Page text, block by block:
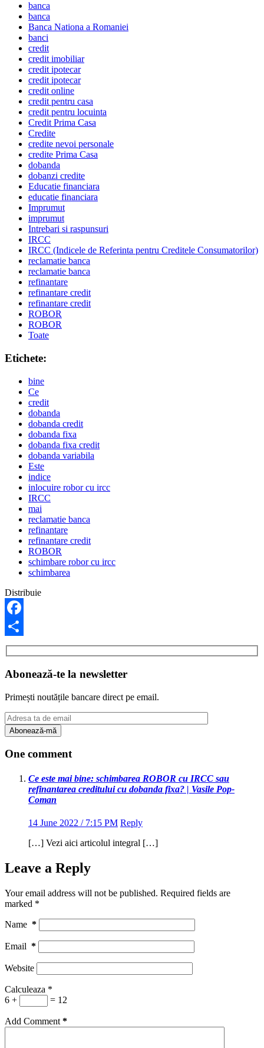
banca
banca
Banca Nationa a Romaniei
banci
credit
credit imobiliar
credit ipotecar
credit ipotecar
credit online
credit pentru casa
credit pentru locuinta
Credit Prima Casa
Credite
credite nevoi personale
credite Prima Casa
dobanda
dobanzi credite
Educatie financiara
educatie financiara
Imprumut
imprumut
Intrebari si raspunsuri
IRCC
IRCC (Indicele de Referinta pentru Creditele Consumatorilor)
reclamatie banca
reclamatie banca
refinantare
refinantare credit
refinantare credit
ROBOR
ROBOR
Toate
Etichete:
bine
Ce
credit
dobanda
dobanda credit
dobanda fixa
dobanda fixa credit
dobanda variabila
Este
indice
inlocuire robor cu ircc
IRCC
mai
reclamatie banca
refinantare
refinantare credit
ROBOR
schimbare robor cu ircc
schimbarea
Distribuie
Facebook
Share
Abonează-te la newsletter
Primești noutățile bancare direct pe email.
One comment
Ce este mai bine: schimbarea ROBOR cu IRCC sau
refinantarea creditului cu dobanda fixa? | Vasile Pop-
Coman
14 June 2022 / 7:15 PM Reply
[…] Vezi aici articolul integral […]
Leave a Reply
Your email address will not be published. Required fields are
marked *
Name *
Email *
Website
Calculeaza *
6 +
= 12
Add Comment *